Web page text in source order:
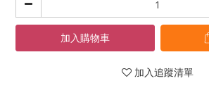
加入購物車
加入追蹤清單